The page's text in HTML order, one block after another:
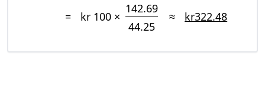
= kr 100 ×
142.69
44.25
≈ kr322.48